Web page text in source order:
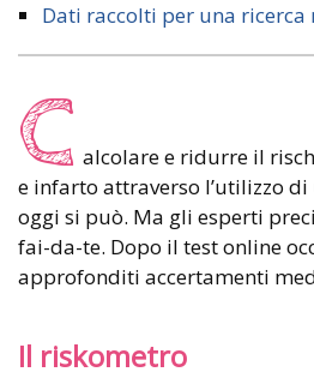
Dati raccolti per una
C alcolare e ridurre il
e infarto attraverso l’utilizzo
oggi si può. Ma gli esperti
fai-da-te. Dopo il test online
approfonditi accertamenti
Il riskometro